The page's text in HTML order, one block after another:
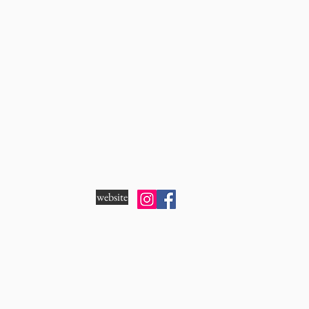
website